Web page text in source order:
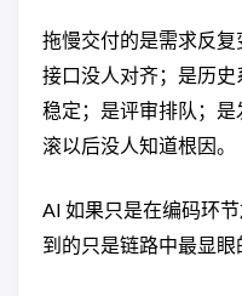
拖慢交付的是需求反
接口没人对齐；是历
稳定；是评审排队；
滚以后没人知道根因。
AI 如果只是在编码环
到的只是链路中最显眼